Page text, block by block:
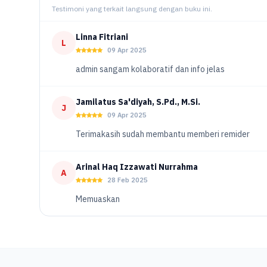
Testimoni yang terkait langsung dengan buku ini.
L
Linna Fitriani
09 Apr 2025
admin sangam kolaboratif dan info jelas
J
Jamilatus Sa'diyah, S.Pd., M.Si.
09 Apr 2025
Terimakasih sudah membantu memberi remider
A
Arinal Haq Izzawati Nurrahma
28 Feb 2025
Memuaskan